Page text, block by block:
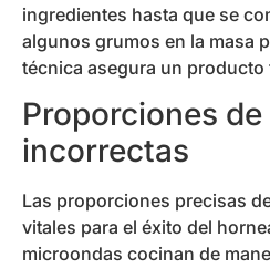
ingredientes hasta que se
algunos grumos en la masa
técnica asegura un
Proporciones
incorrectas
Las proporciones precisas
vitales para el éxito del
microondas cocinan de